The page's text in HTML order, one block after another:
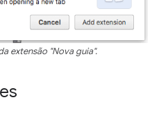
extensão "Nova guia".